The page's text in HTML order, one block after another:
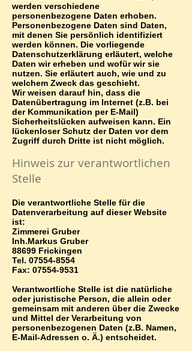
werden verschiedene
personenbezogene Daten erhoben.
Personenbezogene Daten sind Daten,
mit denen Sie persönlich identifiziert
werden können. Die vorliegende
Datenschutzerklärung erläutert, welche
Daten wir erheben und wofür wir sie
nutzen. Sie erläutert auch, wie und zu
welchem Zweck das geschieht.
Wir weisen darauf hin, dass die
Datenübertragung im Internet (z.B. bei
der Kommunikation per E-Mail)
Sicherheitslücken aufweisen kann. Ein
lückenloser Schutz der Daten vor dem
Zugriff durch Dritte ist nicht möglich.
Hinweis zur verantwortlichen
Stelle
Die verantwortliche Stelle für die
Datenverarbeitung auf dieser Website
ist:
Zimmerei Gruber
Inh.Markus Gruber
88699 Frickingen
Tel. 07554-8554
Fax: 07554-9531
Verantwortliche Stelle ist die natürliche
oder juristische Person, die allein oder
gemeinsam mit anderen über die Zwecke
und Mittel der Verarbeitung von
personenbezogenen Daten (z.B. Namen,
E-Mail-Adressen o. Ä.) entscheidet.